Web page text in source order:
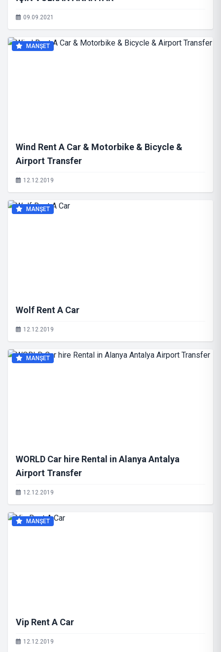
09.09.2021
MANŞET
Wind Rent A Car & Motorbike & Bicycle &
Airport Transfer
12.12.2019
MANŞET
Wolf Rent A Car
12.12.2019
MANŞET
WORLD Car hire Rental in Alanya Antalya
Airport Transfer
12.12.2019
MANŞET
Vip Rent A Car
12.12.2019